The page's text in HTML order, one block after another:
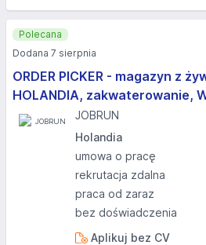
ORDER PICKER - magazyn z
HOLANDIA, zakwaterowanie,
JOBRUN
Holandia
umowa o pracę
rekrutacja zdalna
praca od zaraz
bez doświadczenia
Aplikuj bez CV
Polecana
Dodana 7 sierpnia